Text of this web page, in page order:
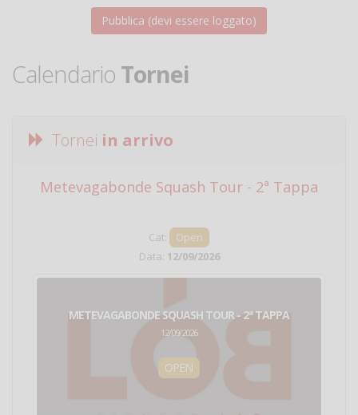
Calendario Tornei
Tornei in arrivo
Metevagabonde Squash Tour - 2ª Tappa
Cat:
Open
Data: 12/09/2026
METEVAGABONDE SQUASH TOUR - 2ª TAPPA
12/09/2026
OPEN